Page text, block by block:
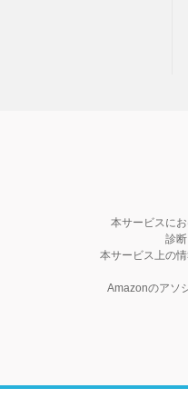
本サービスに
診
本サービス上の
Amazonのアソ